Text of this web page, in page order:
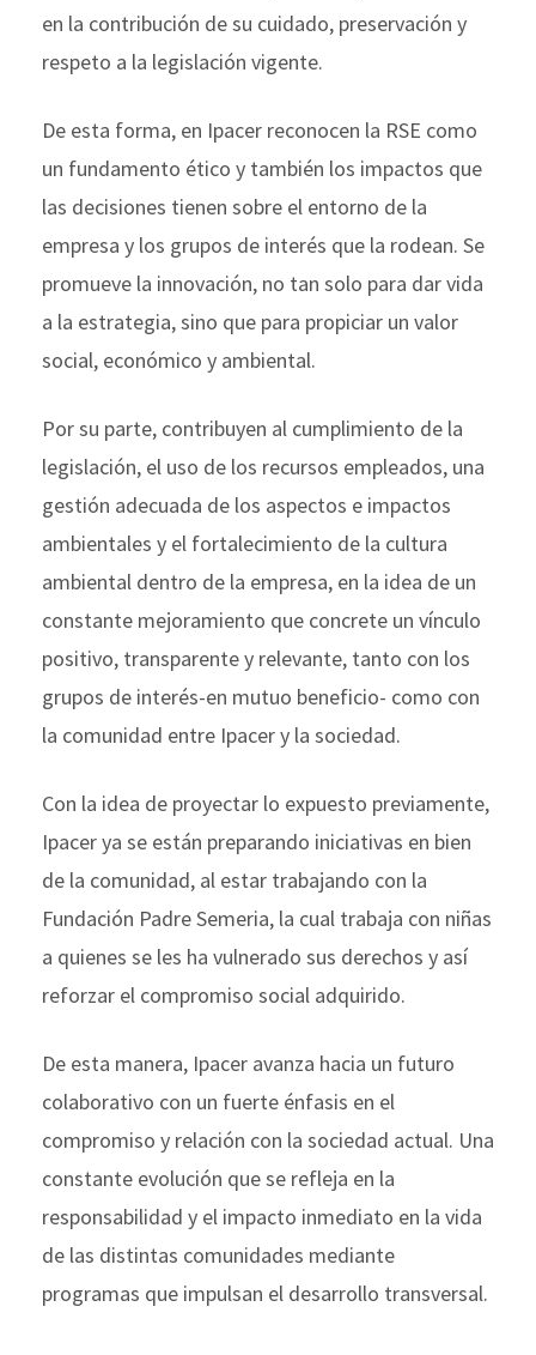
en la contribución de su cuidado, preservación y
respeto a la legislación vigente.
De esta forma, en Ipacer reconocen la RSE como
un fundamento ético y también los impactos que
las decisiones tienen sobre el entorno de la
empresa y los grupos de interés que la rodean. Se
promueve la innovación, no tan solo para dar vida
a la estrategia, sino que para propiciar un valor
social, económico y ambiental.
Por su parte, contribuyen al cumplimiento de la
legislación, el uso de los recursos empleados, una
gestión adecuada de los aspectos e impactos
ambientales y el fortalecimiento de la cultura
ambiental dentro de la empresa, en la idea de un
constante mejoramiento que concrete un vínculo
positivo, transparente y relevante, tanto con los
grupos de interés-en mutuo beneficio- como con
la comunidad entre Ipacer y la sociedad.
Con la idea de proyectar lo expuesto previamente,
Ipacer ya se están preparando iniciativas en bien
de la comunidad, al estar trabajando con la
Fundación Padre Semeria, la cual trabaja con niñas
a quienes se les ha vulnerado sus derechos y así
reforzar el compromiso social adquirido.
De esta manera, Ipacer avanza hacia un futuro
colaborativo con un fuerte énfasis en el
compromiso y relación con la sociedad actual. Una
constante evolución que se refleja en la
responsabilidad y el impacto inmediato en la vida
de las distintas comunidades mediante
programas que impulsan el desarrollo transversal.